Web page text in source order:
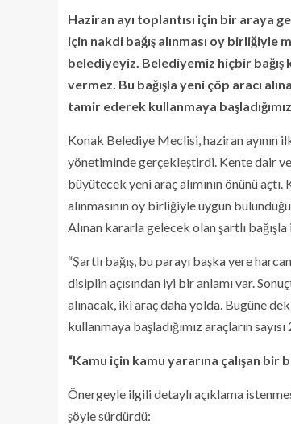
Haziran ayı toplantısı için bir araya
için nakdi bağış alınması oy birliğiyle
belediyeyiz. Belediyemiz hiçbir bağış
vermez. Bu bağışla yeni çöp aracı
tamir ederek kullanmaya
Konak Belediye Meclisi, haziran ayının
yönetiminde gerçekleştirdi. Kente dair
büyütecek yeni araç alımının önünü
alınmasının oy birliğiyle uygun
Alınan kararla gelecek olan şartlı
“Şartlı bağış, bu parayı başka yere
disiplin açısından iyi bir anlamı var.
alınacak, iki araç daha yolda. Bugüne
kullanmaya başladığımız araçların
“Kamu için kamu yararına çalışan bir
Önergeyle ilgili detaylı açıklama
şöyle sürdürdü: